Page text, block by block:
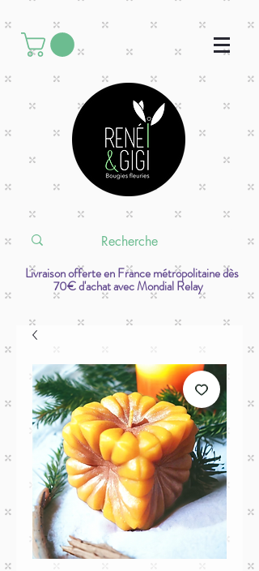
Livraison offerte en France métropolitaine dès
70€ d'achat avec Mondial Relay